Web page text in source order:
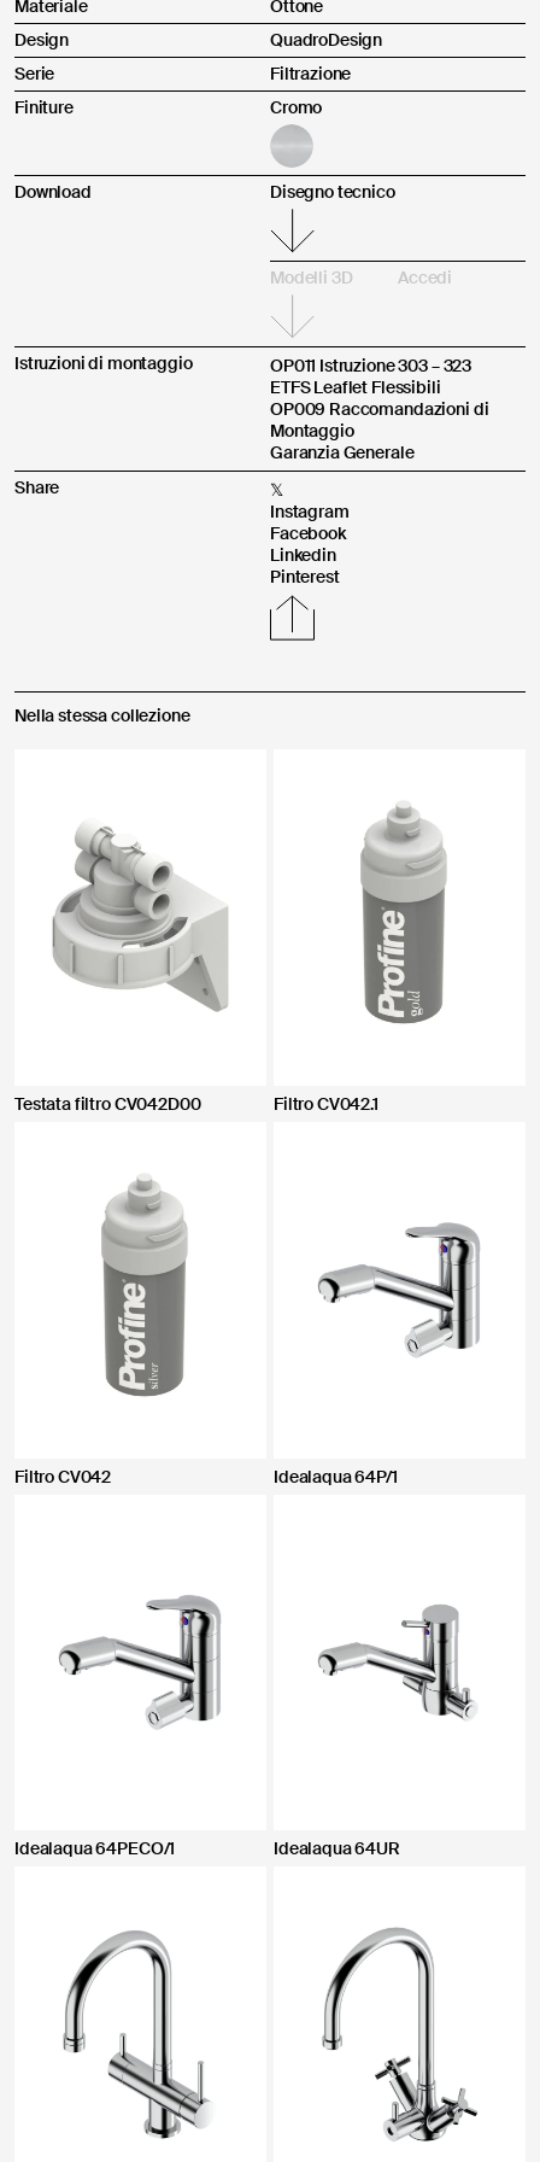
Materiale
Ottone
Design
QuadroDesign
Serie
Filtrazione
Finiture
Cromo
Download Disegno tecnico
Modelli 3D Accedi
Istruzioni di montaggio
OP011 Istruzione 303 – 323
ETFS Leaflet Flessibili
OP009 Raccomandazioni di
Montaggio
Garanzia Generale
Share
𝕏
Instagram
Facebook
Linkedin
Pinterest
Nella stessa collezione
Testata filtro CV042D00 Filtro CV042.1
Filtro CV042 Idealaqua 64P/1
Idealaqua 64PECO/1 Idealaqua 64UR
Invia
Ai sensi e per gli effetti degli articoli 7, 13, 15 e ss del Reg. (UE)
2016/679 dichiaro di aver preso visione dell’
alla finalità di contatto.
altro
Carica un'immagine o un video *
Ai sensi e per gli effetti degli articoli 7, 13, 15 e ss del Reg. (UE)
2016/679 dichiaro di aver preso visione dell’Informativa per il
Trattamento dei Dati Personali alla finalità di contatto.
Acconsento